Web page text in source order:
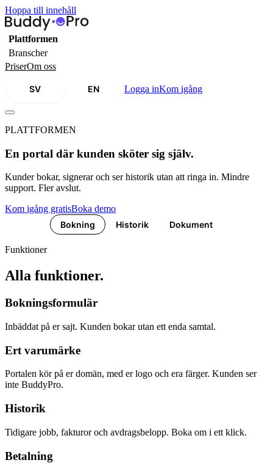
Hoppa till innehåll
Plattformen
Branscher
PriserOm oss
SV EN Logga inKom igång
PLATTFORMEN
En portal där kunden sköter sig själv.
Kunder bokar, signerar och ser historik utan att ringa in. Mindre
support. Fler avslut.
Kom igång gratisBoka demo
Bokning Historik Dokument
Funktioner
Alla funktioner.
Bokningsformulär
Inbäddat på er sajt. Kunden bokar utan ett enda samtal.
Ert varumärke
Portalen kör på er domän, med er logo och era färger. Kunden ser
inte BuddyPro.
Historik
Tidigare jobb, fakturor och avdragsbelopp. Boka om i ett klick.
Betalning